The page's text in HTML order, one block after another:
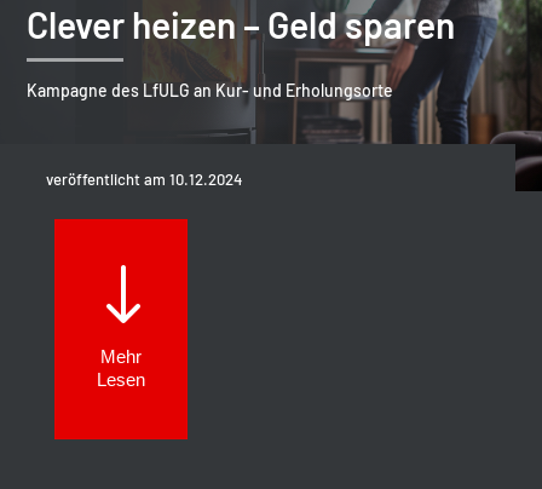
Clever heizen – Geld sparen
Kampagne des LfULG an Kur- und Erholungsorte
veröffentlicht am 10.12.2024
"
Mehr
Lesen